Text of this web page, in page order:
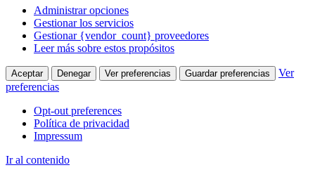
Administrar opciones
Gestionar los servicios
Gestionar {vendor_count} proveedores
Leer más sobre estos propósitos
Aceptar Denegar Ver preferencias Guardar preferencias
Ver
preferencias
Opt-out preferences
Política de privacidad
Impressum
Ir al contenido